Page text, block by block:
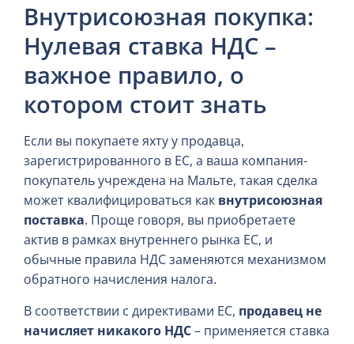
Внутрисоюзная покупка:
Нулевая ставка НДС –
важное правило, о
котором стоит знать
Если вы покупаете яхту у продавца,
зарегистрированного в ЕС, а ваша компания-
покупатель учреждена на Мальте, такая сделка
может квалифицироваться как внутрисоюзная
поставка. Проще говоря, вы приобретаете
актив в рамках внутреннего рынка ЕС, и
обычные правила НДС заменяются механизмом
обратного начисления налога.
В соответствии с директивами ЕС, продавец не
начисляет никакого НДС– применяется ставка